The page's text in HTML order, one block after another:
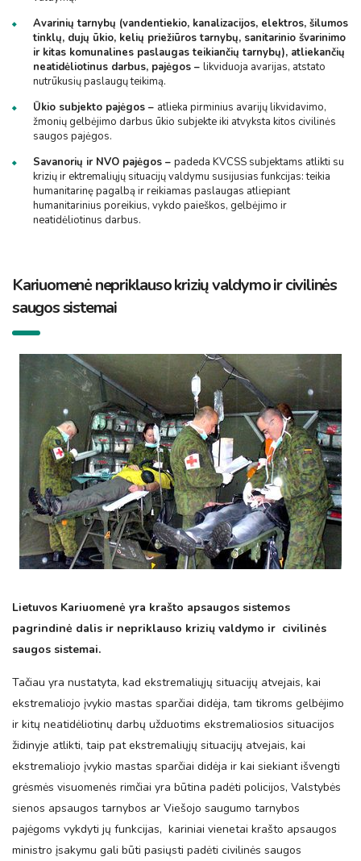
Avarinių tarnybų (vandentiekio, kanalizacijos, elektros, šilumos
tinklų, dujų ūkio, kelių priežiūros tarnybų, sanitarinio švarinimo
ir kitas komunalines paslaugas teikiančių tarnybų), atliekančių
neatidėliotinus darbus, pajėgos – likviduoja avarijas, atstato
nutrūkusių paslaugų teikimą.
Ūkio subjekto pajėgos – atlieka pirminius avarijų likvidavimo,
žmonių gelbėjimo darbus ūkio subjekte iki atvyksta kitos civilinės
saugos pajėgos.
Savanorių ir NVO pajėgos – padeda KVCSS subjektams atlikti su
krizių ir ektremaliųjų situacijų valdymu susijusias funkcijas: teikia
humanitarinę pagalbą ir reikiamas paslaugas atliepiant
humanitarinius poreikius, vykdo paieškos, gelbėjimo ir
neatidėliotinus darbus.
Kariuomenė nepriklauso krizių valdymo ir civilinės
saugos sistemai
Lietuvos Kariuomenė yra krašto apsaugos sistemos
pagrindinė dalis ir nepriklauso krizių valdymo ir civilinės
saugos sistemai.
Tačiau yra nustatyta, kad ekstremaliųjų situacijų atvejais, kai
ekstremaliojo įvykio mastas sparčiai didėja, tam tikroms gelbėjimo
ir kitų neatidėliotinų darbų užduotims ekstremaliosios situacijos
židinyje atlikti, taip pat ekstremaliųjų situacijų atvejais, kai
ekstremaliojo įvykio mastas sparčiai didėja ir kai siekiant išvengti
grėsmės visuomenės rimčiai yra būtina padėti policijos, Valstybės
sienos apsaugos tarnybos ar Viešojo saugumo tarnybos
pajėgoms vykdyti jų funkcijas, kariniai vienetai krašto apsaugos
ministro įsakymu gali būti pasiųsti padėti civilinės saugos